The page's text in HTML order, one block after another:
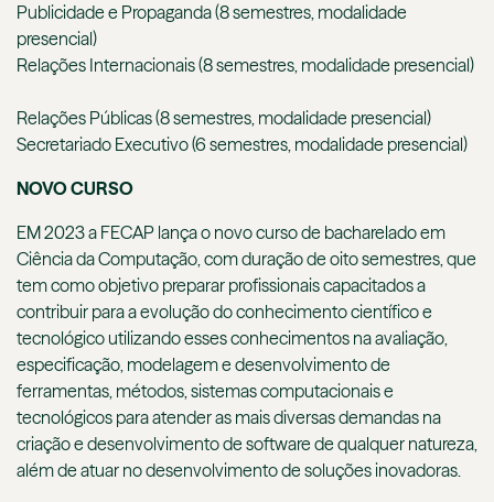
Publicidade e Propaganda (8 semestres, modalidade
presencial)
Relações Internacionais (8 semestres, modalidade presencial)
Relações Públicas (8 semestres, modalidade presencial)
Secretariado Executivo (6 semestres, modalidade presencial)
NOVO CURSO
EM 2023 a FECAP lança o novo curso de bacharelado em
Ciência da Computação, com duração de oito semestres, que
tem como objetivo preparar profissionais capacitados a
contribuir para a evolução do conhecimento científico e
tecnológico utilizando esses conhecimentos na avaliação,
especificação, modelagem e desenvolvimento de
ferramentas, métodos, sistemas computacionais e
tecnológicos para atender as mais diversas demandas na
criação e desenvolvimento de software de qualquer natureza,
além de atuar no desenvolvimento de soluções inovadoras.